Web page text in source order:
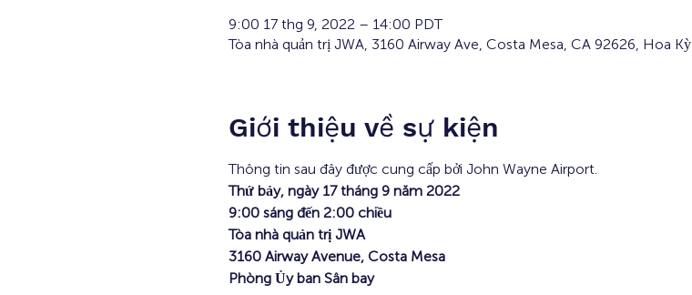
9:00 17 thg 9, 2022 – 14:00 PDT
Tòa nhà quản trị JWA, 3160 Airway Ave, Costa Mesa, CA 92626, Hoa Kỳ
Giới thiệu về sự kiện
Thông tin sau đây được cung cấp bởi John Wayne Airport.
Thứ bảy, ngày 17 tháng 9 năm 2022
9:00 sáng đến 2:00 chiều
Tòa nhà quản trị JWA
3160 Airway Avenue, Costa Mesa
Phòng Ủy ban Sân bay